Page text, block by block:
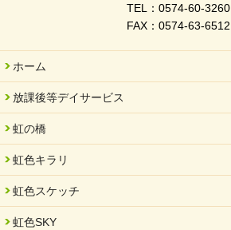
TEL：0574-60-3260
FAX：0574-63-6512
ホーム
放課後等デイサービス
虹の橋
虹色キラリ
虹色スケッチ
虹色SKY